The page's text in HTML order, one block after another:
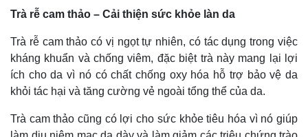
Trà rễ cam thảo – Cải thiện sức khỏe làn da
Trà rễ cam thảo có vị ngọt tự nhiên, có tác dụng trong việc
kháng khuẩn và chống viêm, đặc biệt trà này mang lại lợi
ích cho da vì nó có chất chống oxy hóa hỗ trợ bảo vệ da
khỏi tác hại và tăng cường vẻ ngoài tổng thể của da.
Trà cam thảo cũng có lợi cho sức khỏe tiêu hóa vì nó giúp